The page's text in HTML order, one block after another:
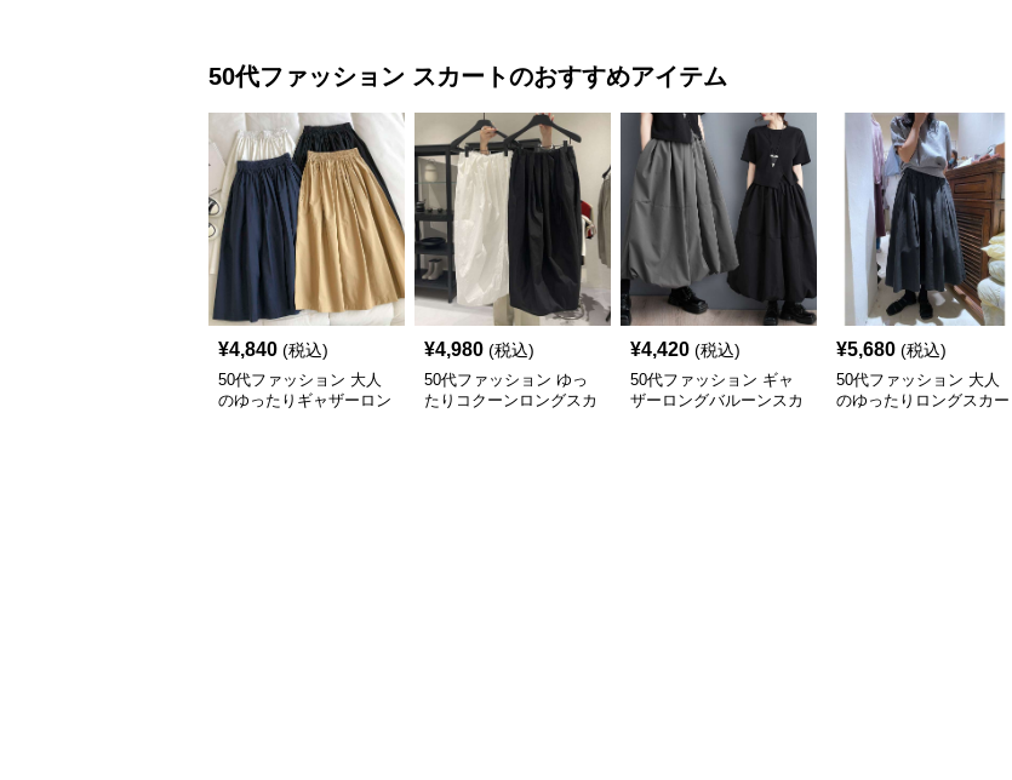
50代ファッション スカートのおすすめアイテム
¥4,840 (税込)
50代ファッション 大人
のゆったりギャザーロン
¥4,980 (税込)
50代ファッション ゆっ
たりコクーンロングスカ
¥4,420 (税込)
50代ファッション ギャ
ザーロングバルーンスカ
¥5,680 (税込)
50代ファッション 大人
のゆったりロングスカー